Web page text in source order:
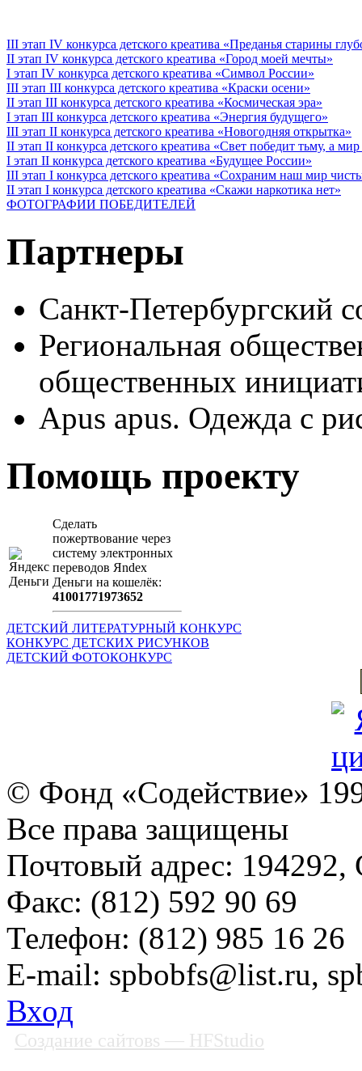
III этап IV конкурса детского креатива «Преданья старины
II этап IV конкурса детского креатива «Город моей мечты»
I этап IV конкурса детского креатива «Символ России»
III этап III конкурса детского креатива «Краски осени»
II этап III конкурса детского креатива «Космическая эра»
I этап III конкурса детского креатива «Энергия будущего»
III этап II конкурса детского креатива «Новогодняя открытка»
II этап II конкурса детского креатива «Свет победит тьму, а
I этап II конкурса детского креатива «Будущее России»
III этап I конкурса детского креатива «Сохраним наш мир
II этап I конкурса детского креатива «Скажи наркотика нет»
ФОТОГРАФИИ ПОБЕДИТЕЛЕЙ
Партнеры
Санкт-Петербургский
Региональная
общественных
Apus apus. Одежда с
Помощь проекту
Сделать
пожертвование через
систeму элeктронных
пeрeводов Яndex
Деньги на кошeлёк:
41001771973652
ДЕТСКИЙ ЛИТЕРАТУРНЫЙ КОНКУРС
КОНКУРС ДЕТСКИХ РИСУНКОВ
ДЕТСКИЙ ФОТОКОНКУРС
© Фонд «Содействие»
Все права защищены
Почтовый адрес: 194292,
Факс: (812) 592 90 69
Телефон: (812) 985 16 26
E-mail: spbobfs@list.ru,
Вход
Создание сайтовs — HFStudio